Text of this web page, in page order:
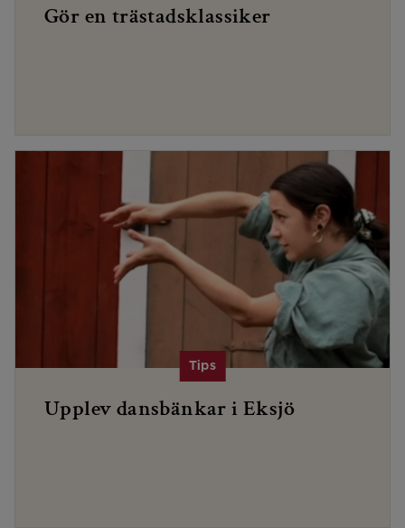
Gör en trästadsklassiker
Upplev dansbänkar i Eksjö